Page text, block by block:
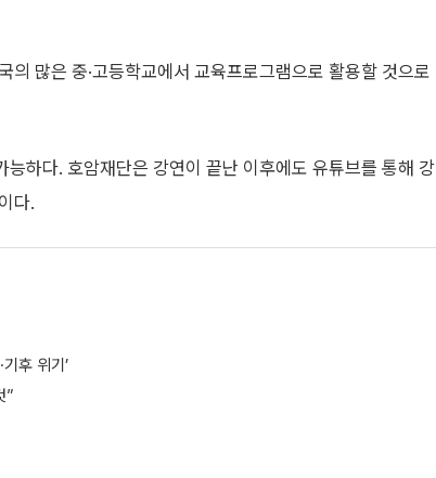
많은 중·고등학교에서 교육프로그램으로 활용할 것으로
하다. 호암재단은 강연이 끝난 이후에도 유튜브를 통해 강
다.
후 위기’
”